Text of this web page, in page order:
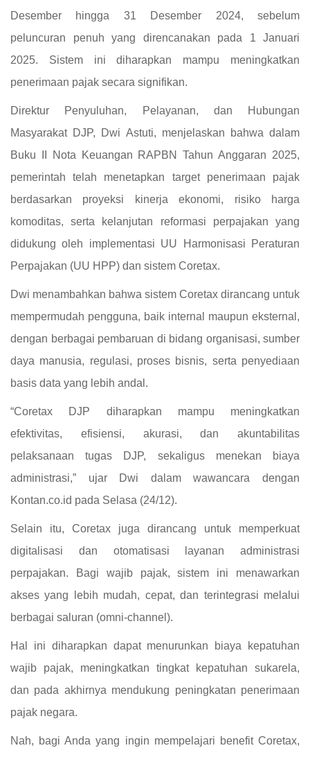
Desember hingga 31 Desember 2024, sebelum
peluncuran penuh yang direncanakan pada 1 Januari
2025. Sistem ini diharapkan mampu meningkatkan
penerimaan pajak secara signifikan.
Direktur Penyuluhan, Pelayanan, dan Hubungan
Masyarakat DJP, Dwi Astuti, menjelaskan bahwa dalam
Buku II Nota Keuangan RAPBN Tahun Anggaran 2025,
pemerintah telah menetapkan target penerimaan pajak
berdasarkan proyeksi kinerja ekonomi, risiko harga
komoditas, serta kelanjutan reformasi perpajakan yang
didukung oleh implementasi UU Harmonisasi Peraturan
Perpajakan (UU HPP) dan sistem Coretax.
Dwi menambahkan bahwa sistem Coretax dirancang untuk
mempermudah pengguna, baik internal maupun eksternal,
dengan berbagai pembaruan di bidang organisasi, sumber
daya manusia, regulasi, proses bisnis, serta penyediaan
basis data yang lebih andal.
“Coretax DJP diharapkan mampu meningkatkan
efektivitas, efisiensi, akurasi, dan akuntabilitas
pelaksanaan tugas DJP, sekaligus menekan biaya
administrasi,” ujar Dwi dalam wawancara dengan
Kontan.co.id pada Selasa (24/12).
Selain itu, Coretax juga dirancang untuk memperkuat
digitalisasi dan otomatisasi layanan administrasi
perpajakan. Bagi wajib pajak, sistem ini menawarkan
akses yang lebih mudah, cepat, dan terintegrasi melalui
berbagai saluran (omni-channel).
Hal ini diharapkan dapat menurunkan biaya kepatuhan
wajib pajak, meningkatkan tingkat kepatuhan sukarela,
dan pada akhirnya mendukung peningkatan penerimaan
pajak negara.
Nah, bagi Anda yang ingin mempelajari benefit Coretax,